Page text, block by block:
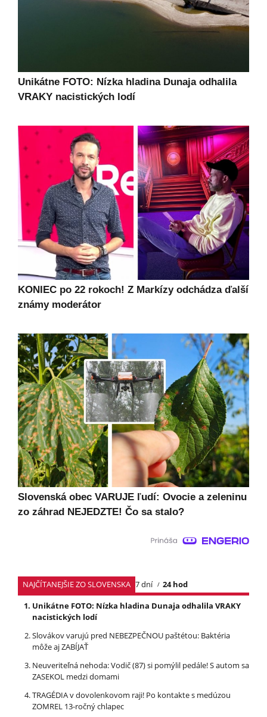
Unikátne FOTO: Nízka hladina Dunaja odhalila
VRAKY nacistických lodí
KONIEC po 22 rokoch! Z Markízy odchádza ďalší
známy moderátor
Slovenská obec VARUJE ľudí: Ovocie a zeleninu
zo záhrad NEJEDZTE! Čo sa stalo?
NAJČÍTANEJŠIE ZO SLOVENSKA 7 dní
24 hod
Unikátne FOTO: Nízka hladina Dunaja odhalila VRAKY
nacistických lodí
Slovákov varujú pred NEBEZPEČNOU paštétou: Baktéria
môže aj ZABÍJAŤ
Neuveriteľná nehoda: Vodič (87) si pomýlil pedále! S autom sa
ZASEKOL medzi domami
TRAGÉDIA v dovolenkovom raji! Po kontakte s medúzou
ZOMREL 13-ročný chlapec